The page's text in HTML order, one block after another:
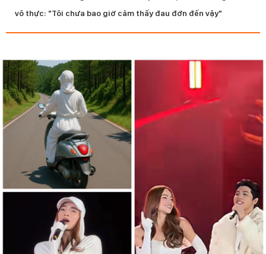
vô thực: "Tôi chưa bao giờ cảm thấy đau đớn đến vậy"